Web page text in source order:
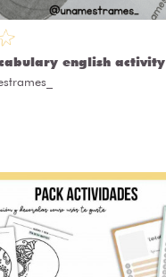
english activity